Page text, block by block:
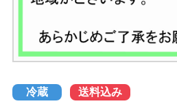
冷蔵 送料込み